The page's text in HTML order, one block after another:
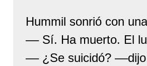
Hummil sonrió con
–– Sí. Ha muerto. El
–– ¿Se suicidó?